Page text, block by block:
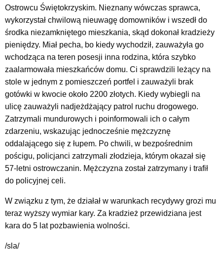
Ostrowcu Świętokrzyskim. Nieznany wówczas sprawca,
wykorzystał chwilową nieuwagę domowników i wszedł do
środka niezamkniętego mieszkania, skąd dokonał kradzieży
pieniędzy. Miał pecha, bo kiedy wychodził, zauważyła go
wchodząca na teren posesji inna rodzina, która szybko
zaalarmowała mieszkańców domu. Ci sprawdzili leżący na
stole w jednym z pomieszczeń portfel i zauważyli brak
gotówki w kwocie około 2200 złotych. Kiedy wybiegli na
ulicę zauważyli nadjeżdżający patrol ruchu drogowego.
Zatrzymali mundurowych i poinformowali ich o całym
zdarzeniu, wskazując jednocześnie mężczyznę
oddalającego się z łupem. Po chwili, w bezpośrednim
pościgu, policjanci zatrzymali złodzieja, którym okazał się
57-letni ostrowczanin. Mężczyzna został zatrzymany i trafił
do policyjnej celi.
W związku z tym, że działał w warunkach recydywy grozi mu
teraz wyższy wymiar kary. Za kradzież przewidziana jest
kara do 5 lat pozbawienia wolności.
/sla/